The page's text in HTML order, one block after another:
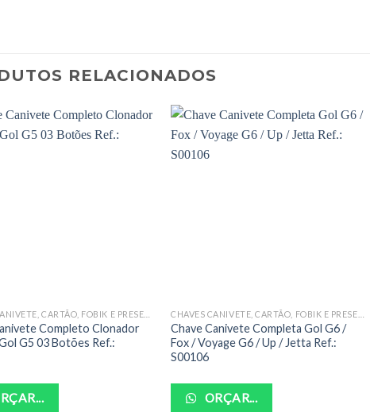
RELACIONADOS
Completo Clonador
G5 03 Botões Ref.:
Chave Canivete Completa Gol G6 /
Fox / Voyage G6 / Up / Jetta Ref.:
S00106
ORÇAR...